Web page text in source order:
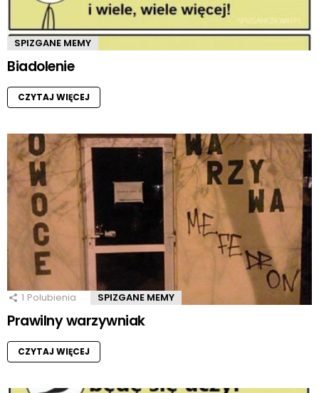
SPIZGANE MEMY
Biadolenie
CZYTAJ WIĘCEJ
1 Polubienia SPIZGANE MEMY
Prawilny warzywniak
CZYTAJ WIĘCEJ